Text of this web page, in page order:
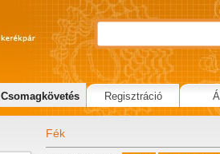
Fék
Csomagkövetés Regisztráció